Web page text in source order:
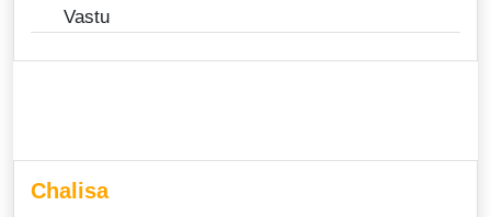
Vastu
Chalisa